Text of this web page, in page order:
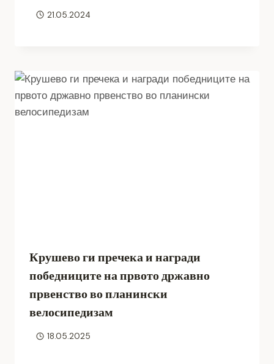
21.05.2024
Крушево ги пречека и награди
победниците на првото државно
првенство во планински
велосипедизам
18.05.2025